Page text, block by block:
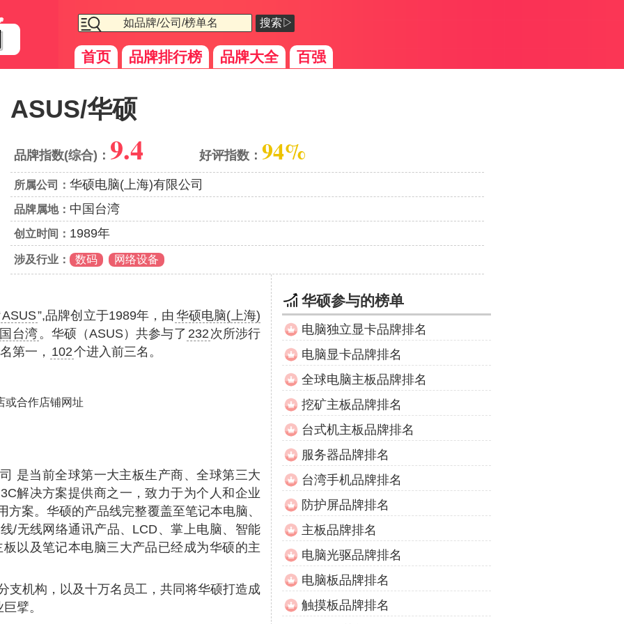
搜索▷
首页 品牌排行榜 品牌大全 百强
ASUS/华硕
品牌指数(综合)： 9.4 好评指数： 94%
所属公司： 华硕电脑(上海)有限公司
品牌属地： 中国台湾
创立时间： 1989年
涉及行业： 数码 网络设备
ASUS”,品牌创立于1989年，由 华硕电脑(上海)
台湾。华硕（ASUS）共参与了 232 次所涉行
第一， 102个进入前三名。
或合作店铺网址
是当前全球第一大主板生产商、全球第三大
解决方案提供商之一，致力于为个人和企业
案。华硕的产品线完整覆盖至笔记本电脑、
/无线网络通讯产品、LCD、掌上电脑、智能
以及笔记本电脑三大产品已经成为华硕的主
支机构，以及十万名员工，共同将华硕打造成
擘。
华硕参与的榜单
电脑独立显卡品牌排名
电脑显卡品牌排名
全球电脑主板品牌排名
挖矿主板品牌排名
台式机主板品牌排名
服务器品牌排名
台湾手机品牌排名
防护屏品牌排名
主板品牌排名
电脑光驱品牌排名
电脑板品牌排名
触摸板品牌排名